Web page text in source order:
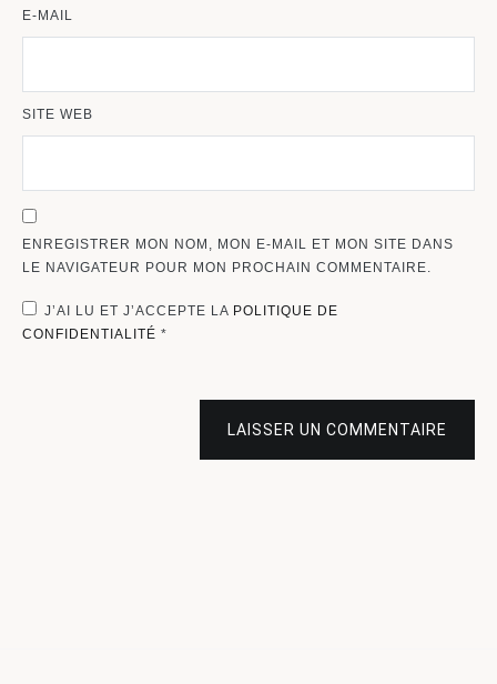
E-MAIL
SITE WEB
ENREGISTRER MON NOM, MON E-MAIL ET MON SITE DANS
LE NAVIGATEUR POUR MON PROCHAIN COMMENTAIRE.
J’AI LU ET J’ACCEPTE LA POLITIQUE DE
CONFIDENTIALITÉ *
LAISSER UN COMMENTAIRE